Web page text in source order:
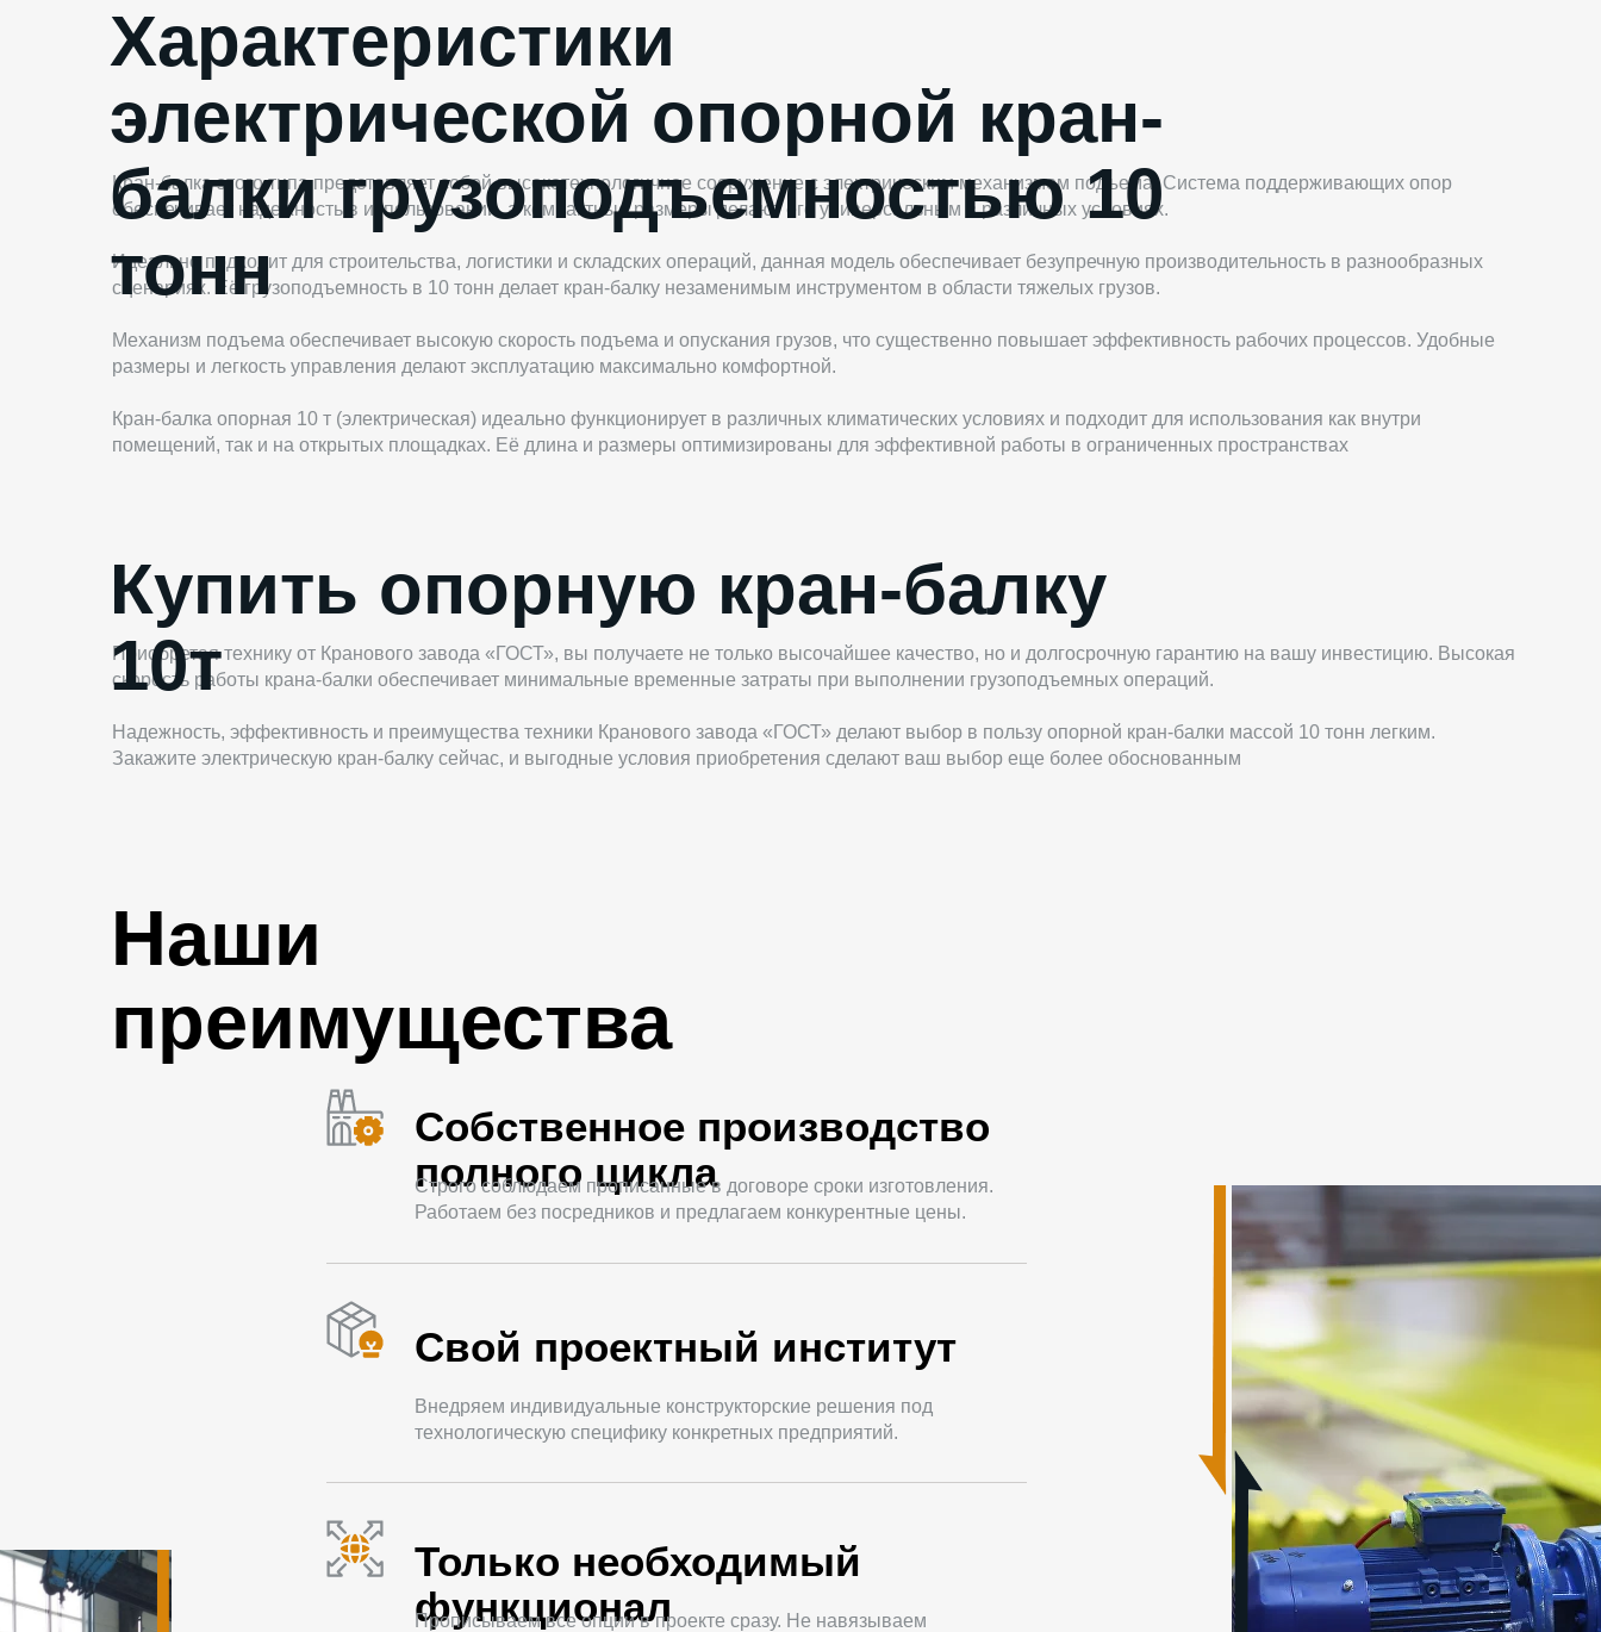
Кран-балка этого типа представляет собой высокотехнологичное сооружение с электрическим механизмом подъема. Система поддерживающих опор
обеспечивает надежность в использовании, а компактные размеры делают его универсальным в различных условиях.
Идеально подходит для строительства, логистики и складских операций, данная модель обеспечивает безупречную производительность в разнообразных
сценариях. Её грузоподъемность в 10 тонн делает кран-балку незаменимым инструментом в области тяжелых грузов.
Механизм подъема обеспечивает высокую скорость подъема и опускания грузов, что существенно повышает эффективность рабочих процессов. Удобные
размеры и легкость управления делают эксплуатацию максимально комфортной.
Кран-балка опорная 10 т (электрическая) идеально функционирует в различных климатических условиях и подходит для использования как внутри
помещений, так и на открытых площадках. Её длина и размеры оптимизированы для эффективной работы в ограниченных пространствах
Характеристики
электрической опорной кран-
балки грузоподъемностью 10
тонн
Приобретая технику от Кранового завода «ГОСТ», вы получаете не только высочайшее качество, но и долгосрочную гарантию на вашу инвестицию. Высокая
скорость работы крана-балки обеспечивает минимальные временные затраты при выполнении грузоподъемных операций.
Надежность, эффективность и преимущества техники Кранового завода «ГОСТ» делают выбор в пользу опорной кран-балки массой 10 тонн легким.
Закажите электрическую кран-балку сейчас, и выгодные условия приобретения сделают ваш выбор еще более обоснованным
Купить опорную кран-балку
10т
Собственное производство
полного цикла
Строго соблюдаем прописанные в договоре сроки изготовления.
Работаем без посредников и предлагаем конкурентные цены.
Свой проектный институт
Внедряем индивидуальные конструкторские решения под
технологическую специфику конкретных предприятий.
Только необходимый
функционал
Прописываем все опции в проекте сразу. Не навязываем
Наши
преимущества